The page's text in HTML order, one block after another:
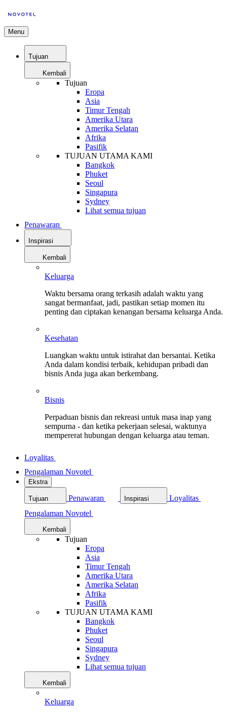
Menu
Tujuan
Kembali
Tujuan
Eropa
Asia
Timur Tengah
Amerika Utara
Amerika Selatan
Afrika
Pasifik
TUJUAN UTAMA KAMI
Bangkok
Phuket
Seoul
Singapura
Sydney
Lihat semua tujuan
Penawaran
Inspirasi
Kembali
Keluarga
Waktu bersama orang terkasih adalah waktu yang
sangat bermanfaat, jadi, pastikan setiap momen itu
penting dan ciptakan kenangan bersama keluarga Anda.
Kesehatan
Luangkan waktu untuk istirahat dan bersantai. Ketika
Anda dalam kondisi terbaik, kehidupan pribadi dan
bisnis Anda juga akan berkembang.
Bisnis
Perpaduan bisnis dan rekreasi untuk masa inap yang
sempurna - dan ketika pekerjaan selesai, waktunya
mempererat hubungan dengan keluarga atau teman.
Loyalitas
Pengalaman Novotel
Ekstra
Tujuan Penawaran Inspirasi
Loyalitas
Pengalaman Novotel
Kembali
Tujuan
Eropa
Asia
Timur Tengah
Amerika Utara
Amerika Selatan
Afrika
Pasifik
TUJUAN UTAMA KAMI
Bangkok
Phuket
Seoul
Singapura
Sydney
Lihat semua tujuan
Kembali
Keluarga